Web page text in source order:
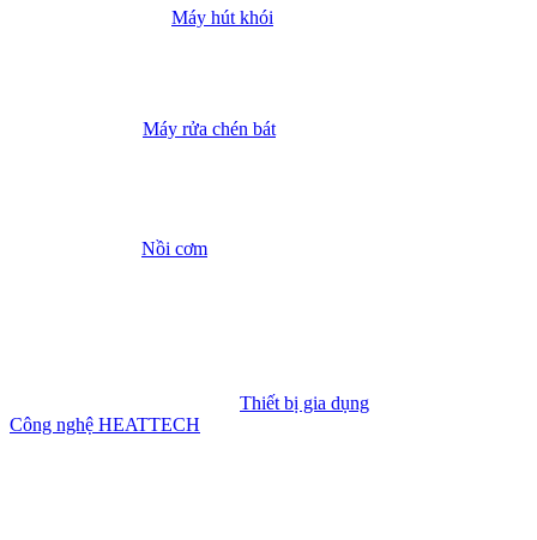
Máy hút khói
Máy rửa chén bát
Nồi cơm
Thiết bị gia dụng
Công nghệ HEATTECH